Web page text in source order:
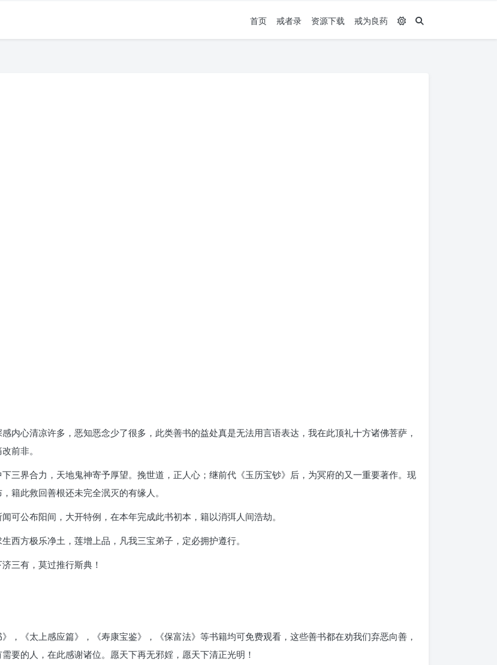
首页 戒者录 资源下载 戒为良药
内心清凉许多，恶知恶念少了很多，此类善书的益处真是无法用言语表达，我在此顶礼十方诸佛菩萨，
前非。
三界合力，天地鬼神寄予厚望。挽世道，正人心；继前代《玉历宝钞》后，为冥府的又一重要著作。现
籍此救回善根还未完全泯灭的有缘人。
可公布阳间，大开特例，在本年完成此书初本，籍以消弭人间浩劫。
西方极乐净土，莲增上品，凡我三宝弟子，定必拥护遵行。
三有，莫过推行斯典！
，《太上感应篇》，《寿康宝鉴》，《保富法》等书籍均可免费观看，这些善书都在劝我们弃恶向善，
要的人，在此感谢诸位。愿天下再无邪婬，愿天下清正光明！